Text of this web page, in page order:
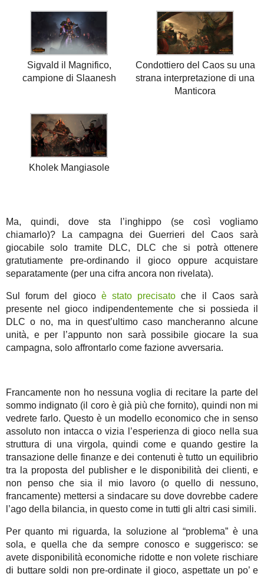
Sigvald il Magnifico,
campione di Slaanesh
Condottiero del Caos su una
strana interpretazione di una
Manticora
Kholek Mangiasole
Ma, quindi, dove sta l’inghippo (se così vogliamo
chiamarlo)? La campagna dei Guerrieri del Caos sarà
giocabile solo tramite DLC, DLC che si potrà ottenere
gratutiamente pre-ordinando il gioco oppure acquistare
separatamente (per una cifra ancora non rivelata).
Sul forum del gioco è stato precisato che il Caos sarà
presente nel gioco indipendentemente che si possieda il
DLC o no, ma in quest’ultimo caso mancheranno alcune
unità, e per l’appunto non sarà possibile giocare la sua
campagna, solo affrontarlo come fazione avversaria.
Francamente non ho nessuna voglia di recitare la parte del
sommo indignato (il coro è già più che fornito), quindi non mi
vedrete farlo. Questo è un modello economico che in senso
assoluto non intacca o vizia l’esperienza di gioco nella sua
struttura di una virgola, quindi come e quando gestire la
transazione delle finanze e dei contenuti è tutto un equilibrio
tra la proposta del publisher e le disponibilità dei clienti, e
non penso che sia il mio lavoro (o quello di nessuno,
francamente) mettersi a sindacare su dove dovrebbe cadere
l’ago della bilancia, in questo come in tutti gli altri casi simili.
Per quanto mi riguarda, la soluzione al “problema” è una
sola, e quella che da sempre conosco e suggerisco: se
avete disponibilità economiche ridotte e non volete rischiare
di buttare soldi non pre-ordinate il gioco, aspettate un po’ e